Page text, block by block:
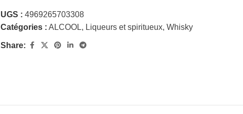
UGS :4969265703308
Catégories : ALCOOL, Liqueurs et spiritueux, Whisky
Share: